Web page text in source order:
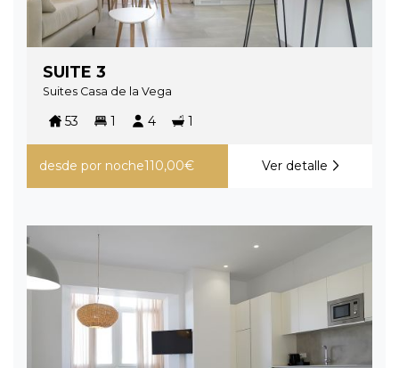
SUITE 3
Suites Casa de la Vega
53 1 4 1
desde por noche110,00€ Ver detalle